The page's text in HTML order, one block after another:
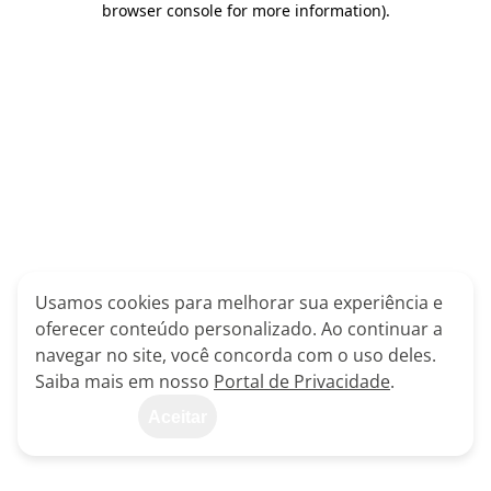
browser console for more information).
Usamos cookies para melhorar sua experiência e
oferecer conteúdo personalizado. Ao continuar a
navegar no site, você concorda com o uso deles.
Saiba mais em nosso Portal de Privacidade.